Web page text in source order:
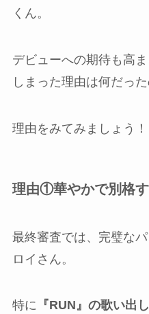
くん。
デビューへの期待も高
しまった理由は何だっ
理由をみてみましょう！
理由①華やかで別格
最終審査では、完璧な
ロイさん。
特に 『RUN』の歌い出し